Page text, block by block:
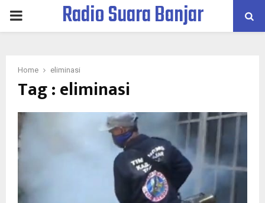
PRIMARYRadio Suara Banjar
Home eliminasi
Tag : eliminasi